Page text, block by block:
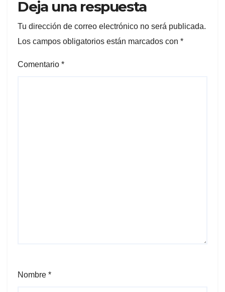
Deja una respuesta
Tu dirección de correo electrónico no será publicada.
Los campos obligatorios están marcados con *
Comentario *
Nombre *